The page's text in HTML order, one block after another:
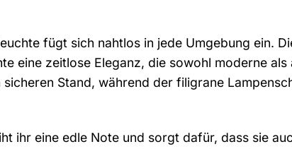
fügt sich nahtlos in jede Umgebung ein.
eine zeitlose Eleganz, die sowohl moderne
Stand, während der filigrane
ihr eine edle Note und sorgt dafür, dass sie